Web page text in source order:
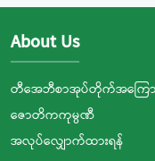
About Us
တီအေဘီစာအုပ်တိုက်အကြော
ဇောတိကကုမ္ပဏီ
အလုပ်လျှောက်ထားရန်